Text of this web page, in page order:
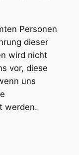
Personen
dieser
wird nicht
vor, diese
uns
werden.